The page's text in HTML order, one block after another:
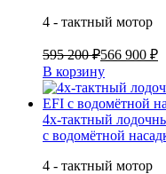
4 - тактный мотор
595 200 ₽566 900 ₽
В корзину
4х-тактный
с водомётной
4 - тактный мотор